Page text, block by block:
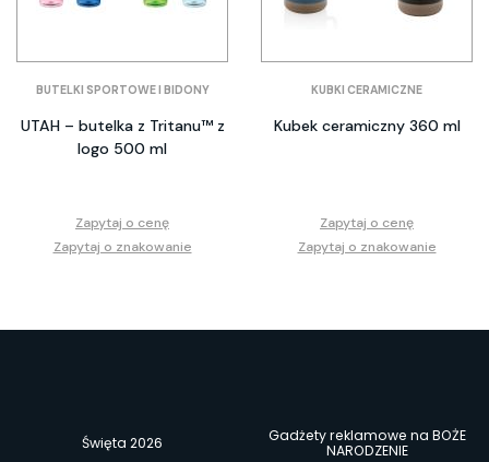
BUTELKI SPORTOWE I BIDONY
UTAH – butelka z Tritanu™ z
logo 500 ml
Zapytaj o cenę
Zapytaj o znakowanie
KUBKI CERAMICZNE
Kubek ceramiczny 360 ml
Zapytaj o cenę
Zapytaj o znakowanie
Święta 2026
Gadżety reklamowe na BOŻE
NARODZENIE